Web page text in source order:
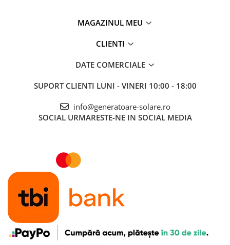
MAGAZINUL MEU
CLIENTI
DATE COMERCIALE
SUPORT CLIENTI LUNI - VINERI 10:00 - 18:00
info@generatoare-solare.ro
SOCIAL URMARESTE-NE IN SOCIAL MEDIA